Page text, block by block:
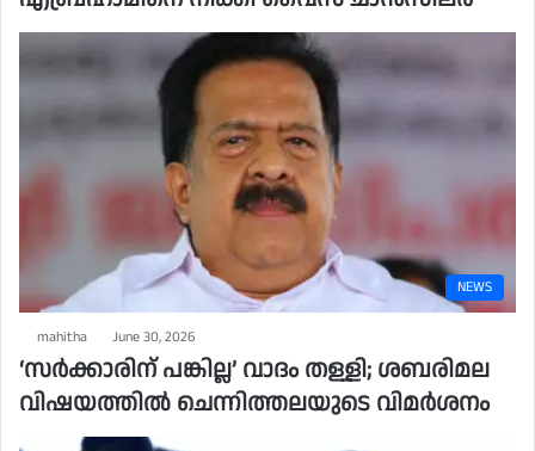
NEWS
mahitha June 30, 2026
‘സർക്കാരിന് പങ്കില്ല’ വാദം തള്ളി; ശബരിമല
വിഷയത്തിൽ ചെന്നിത്തലയുടെ വിമർശനം